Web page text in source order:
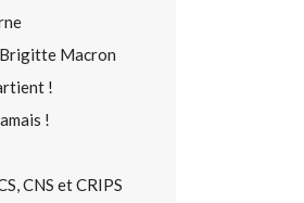
Macron
!
!
CNS et CRIPS